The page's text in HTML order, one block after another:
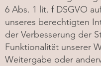
6 Abs. 1 lit. f DSGVO
unseres berechtigten
der Verbesserung der
Funktionalität unserer
Weitergabe oder